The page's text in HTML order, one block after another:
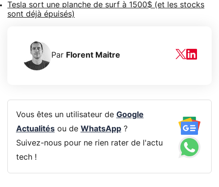
Tesla sort une planche de surf à 1500$ (et les stocks
sont déjà épuisés)
Par Florent Maitre
Vous êtes un utilisateur de Google
Actualitésou de WhatsApp?
Suivez-nous pour ne rien rater de l'actu
tech !